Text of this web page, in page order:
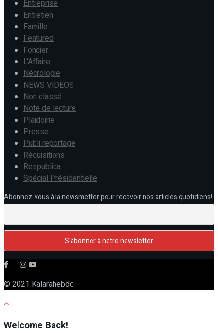
Entreprise
Entretien
Famille
Featured
Foncier
L'Affaire
Nécrologie
NEWS VIDEOS
Non classé
Note de lecture
Plaidoirie
Presse
Publi reportage
Réquisitions
Respublica
Spécial Présidentielle
Abonnez-vous à la newsmetter pour recevoir nos articles quotidiens!
© 2021 Kalarahebdo
Welcome Back!